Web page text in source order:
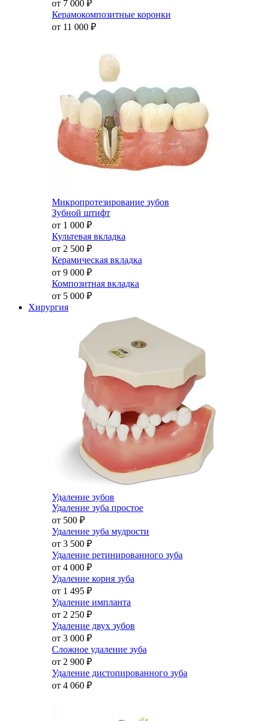
от 7 000 ₽
Керамокомпозитные коронки
от 11 000 ₽
Микропротезирование зубов
Зубной штифт
от 1 000 ₽
Культевая вкладка
от 2 500 ₽
Керамическая вкладка
от 9 000 ₽
Композитная вкладка
от 5 000 ₽
Хирургия
Удаление зубов
Удаление зуба простое
от 500 ₽
Удаление зуба мудрости
от 3 500 ₽
Удаление ретинированного зуба
от 4 000 ₽
Удаление корня зуба
от 1 495 ₽
Удаление импланта
от 2 250 ₽
Удаление двух зубов
от 3 000 ₽
Сложное удаление зуба
от 2 900 ₽
Удаление дистопированного зуба
от 4 060 ₽